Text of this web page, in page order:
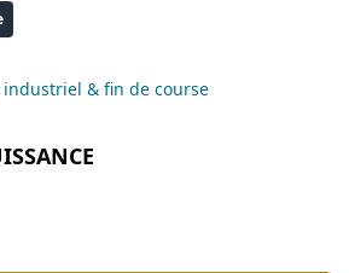
industriel & fin de course